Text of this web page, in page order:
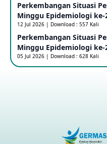
Outbreak Penyakti
Kasus Konfirmasi
Penyakit virus Hanta
Perkembangan Situasi
Minggu Epidemiologi ke-
12 Jul 2026 | Download : 557 Kali
Perkembangan Situasi
Minggu Epidemiologi ke-
05 Jul 2026 | Download : 628 Kali